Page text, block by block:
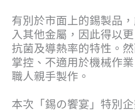
有別於市面上的錫製品
入其他金屬，因此得以
抗菌及導熱率的特性。
掌控、不適用於機械作
職人親手製作。
本次「錫の饗宴」特別